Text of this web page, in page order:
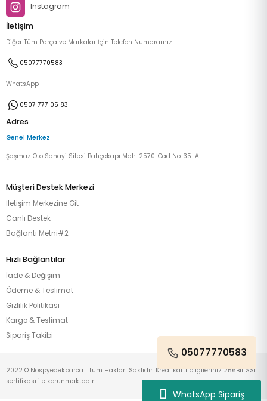
WhatsApp Sipariş
Instagram
İletişim
Diğer Tüm Parça ve Markalar İçin Telefon Numaramız:
05077770583
WhatsApp
0507 777 05 83
Adres
Genel Merkez
Şaşmaz Oto Sanayi Sitesi Bahçekapı Mah. 2570. Cad No: 35-A
Müşteri Destek Merkezi
İletişim Merkezine Git
Canlı Destek
Bağlantı Metni#2
Hızlı Bağlantılar
İade & Değişim
Ödeme & Teslimat
Gizlilik Politikası
Kargo & Teslimat
Sipariş Takibi
05077770583
2022 © Nospyedekparca | Tüm Hakları Saklıdır. Kredi kartı bilgileriniz 256Bit SSL
sertifikası ile korunmaktadır.